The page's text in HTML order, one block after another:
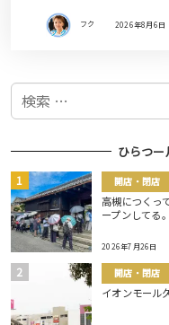
フク 2026年8月6日
検
ひらつ
開店・閉店
高槻につくっ
ープンしてる
2026年7月26日
開店・閉店
イオンモール